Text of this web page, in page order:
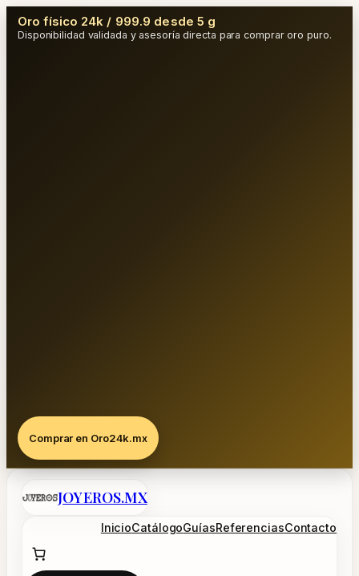
Oro físico 24k / 999.9 desde 5 g
Disponibilidad validada y asesoría directa para comprar oro puro.
Comprar en Oro24k.mx
Saltar
JOYEROS.MX
InicioCatálogoGuíasReferenciasContacto